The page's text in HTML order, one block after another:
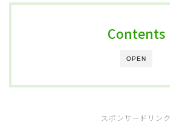
OPEN
Contents
スポンサードリンク